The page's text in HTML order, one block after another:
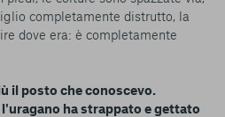
completamente distrutto, la
dove era: è completamente
il posto che conoscevo.
ha strappato e gettato